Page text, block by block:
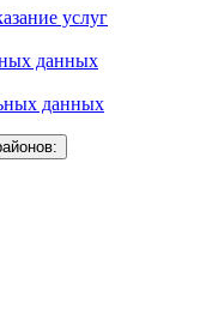
услуг
данных
данных